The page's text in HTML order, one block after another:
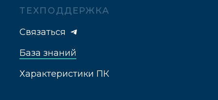
ТЕХПОДДЕРЖКА
Связаться
База знаний
Характеристики ПК